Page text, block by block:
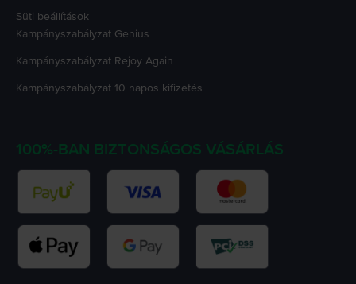
Süti beállítások
Kampányszabályzat Genius
Kampányszabályzat Rejoy Again
Kampányszabályzat 10 napos kifizetés
100%-BAN BIZTONSÁGOS VÁSÁRLÁS